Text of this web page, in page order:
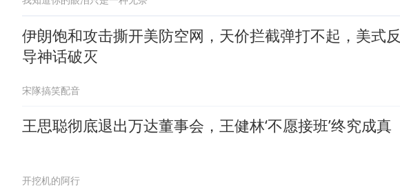
伊朗饱和攻击撕开美防空网，天价拦截弹打不起，美式反
导神话破灭
宋隊搞笑配音
王思聪彻底退出万达董事会，王健林‘不愿接班’终究成真
开挖机的阿行